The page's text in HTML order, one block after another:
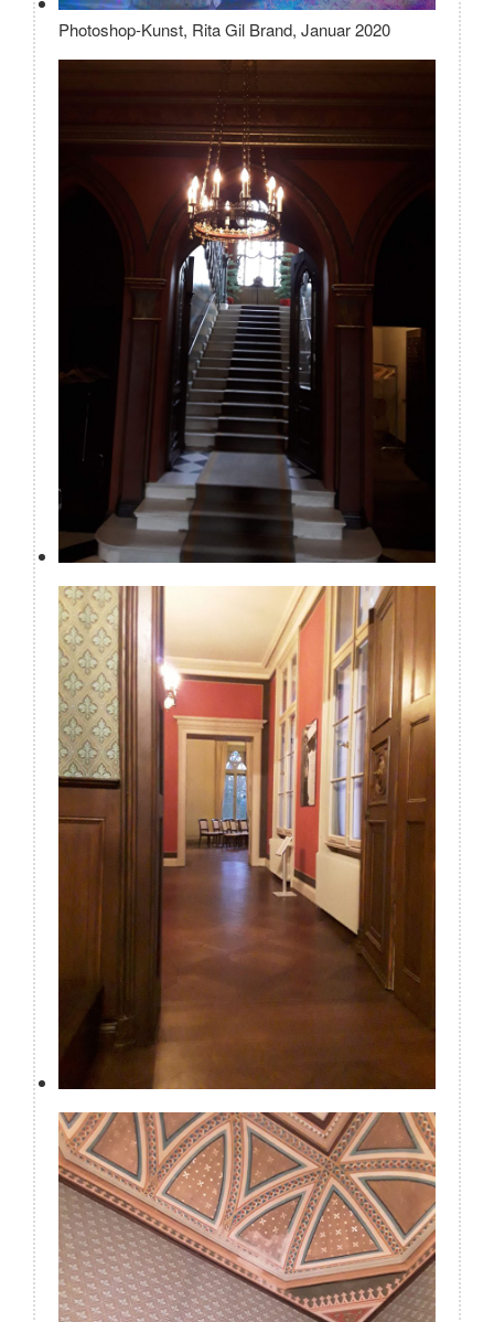
Photoshop-Kunst, Rita Gil Brand, Januar 2020